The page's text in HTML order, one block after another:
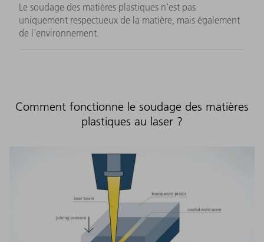
Le soudage des matières plastiques n'est pas
uniquement respectueux de la matière, mais également
de l'environnement.
Comment fonctionne le soudage des matières
plastiques au laser ?